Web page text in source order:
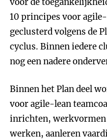
10 principes voor
geclusterd volgens de
cyclus. Binnen iedere
nog een nadere
Binnen het Plan deel
voor agile-lean
inrichten, werkvormen
werken, aanleren